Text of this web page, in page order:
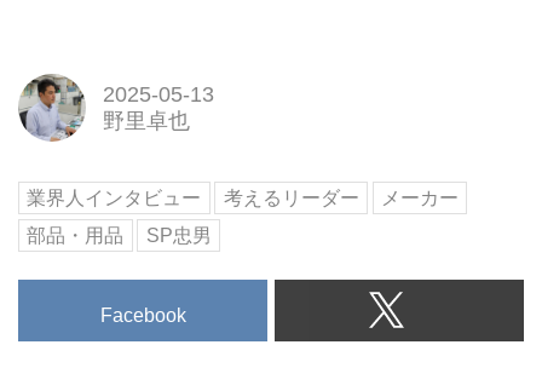
2025-05-13
野里卓也
業界人インタビュー 考えるリーダー
メーカー
部品・用品
SP忠男
Facebook